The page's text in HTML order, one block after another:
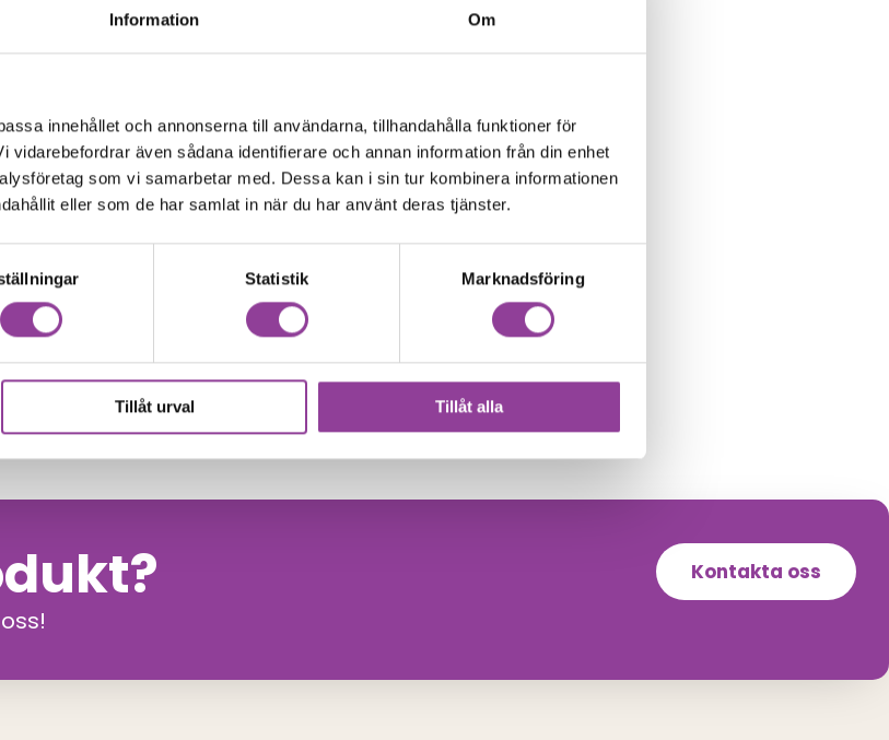
Information Om
innehållet och annonserna till användarna, tillhandahålla funktioner för
även sådana identifierare och annan information från din enhet
som vi samarbetar med. Dessa kan i sin tur kombinera informationen
eller som de har samlat in när du har använt deras tjänster.
Statistik Marknadsföring
Tillåt urval Tillåt alla
Kontakta oss